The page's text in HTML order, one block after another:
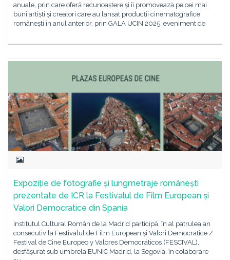
anuale, prin care oferă recunoaștere și îi promovează pe cei mai
buni artiști și creatori care au lansat producții cinematografice
românești în anul anterior, prin GALA UCIN 2025, eveniment de
Expoziție de fotografie și lungmetraje românești
prezentate de ICR la Festivalul de Film European și
Valori Democratice din Spania
Institutul Cultural Român de la Madrid participă, în al patrulea an
consecutiv la Festivalul de Film European și Valori Democratice /
Festival de Cine Europeo y Valores Democráticos (FESCIVAL),
desfășurat sub umbrela EUNIC Madrid, la Segovia, în colaborare